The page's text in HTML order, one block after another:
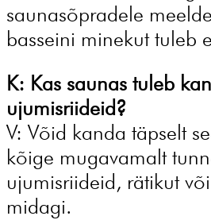
saunasõpradele
basseini minekut tuleb
K: Kas saunas tuleb
ujumisriideid?
V: Võid kanda täpselt
kõige mugavamalt
ujumisriideid, rätikut
midagi.